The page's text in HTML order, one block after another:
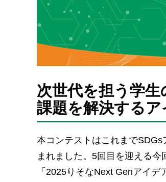
次世代を担う学
課題を解決するア
本コンテストはこれまで
まれました。5回目を迎える今
「2025りそなNext Genアイ